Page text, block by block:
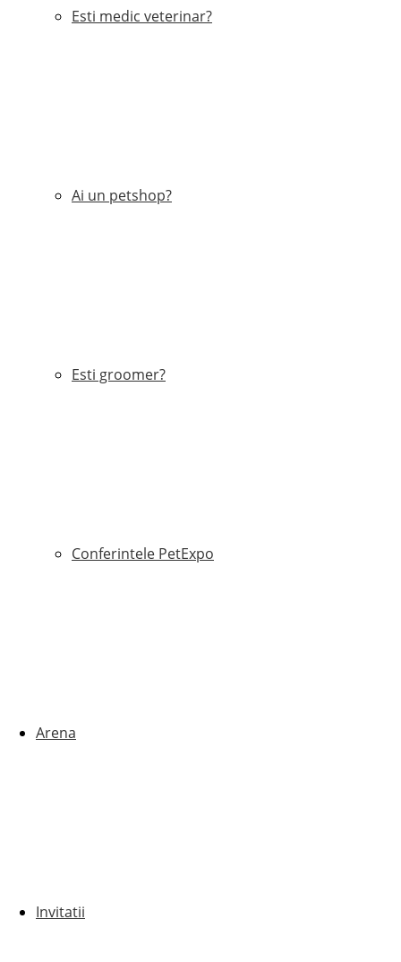
Esti medic veterinar?
Ai un petshop?
Esti groomer?
Conferintele PetExpo
Arena
Invitatii